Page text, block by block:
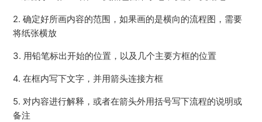
2. 确定好所画内容的范围，如果画的是横向的流程图，需要
将纸张横放
3. 用铅笔标出开始的位置，以及几个主要方框的位置
4. 在框内写下文字，并用箭头连接方框
5. 对内容进行解释，或者在箭头外用括号写下流程的说明或
备注